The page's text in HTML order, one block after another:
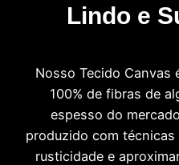
Lindo e
Nosso Tecido Canvas
100% de fibras de
espesso do
produzido com
rusticidade e